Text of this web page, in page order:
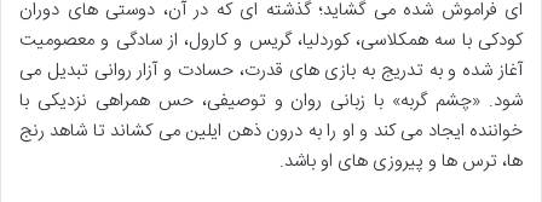
ای فراموش شده می گشاید؛ گذشته ای که در آن، دوستی های دوران
کودکی با سه همکلاسی، کوردلیا، گریس و کارول، از سادگی و معصومیت
آغاز شده و به تدریج به بازی های قدرت، حسادت و آزار روانی تبدیل می
شود. «چشم گربه» با زبانی روان و توصیفی، حس همراهی نزدیکی با
خواننده ایجاد می کند و او را به درون ذهن ایلین می کشاند تا شاهد رنج
ها، ترس ها و پیروزی های او باشد.